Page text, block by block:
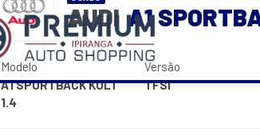
AUDI A1
Modelo
A1 SPORTBACK KULT
1.4
Versão
TFSI